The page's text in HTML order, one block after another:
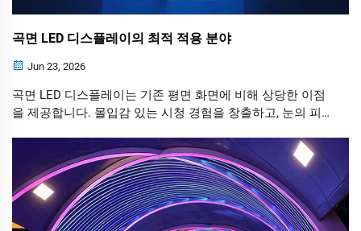
곡면 LED 디스플레이의 최적 적용 분야
Jun 23, 2026
곡면 LED 디스플레이는 기존 평면 화면에 비해 상당한 이점
을 제공합니다. 몰입감 있는 시청 경험을 창출하고, 눈의 피
연성을 제공합니다. 또한 현대적인 외관으로 상업 공간 및 엔
터테인먼트 공간 전반의 미적 가치를 높여줍니다.